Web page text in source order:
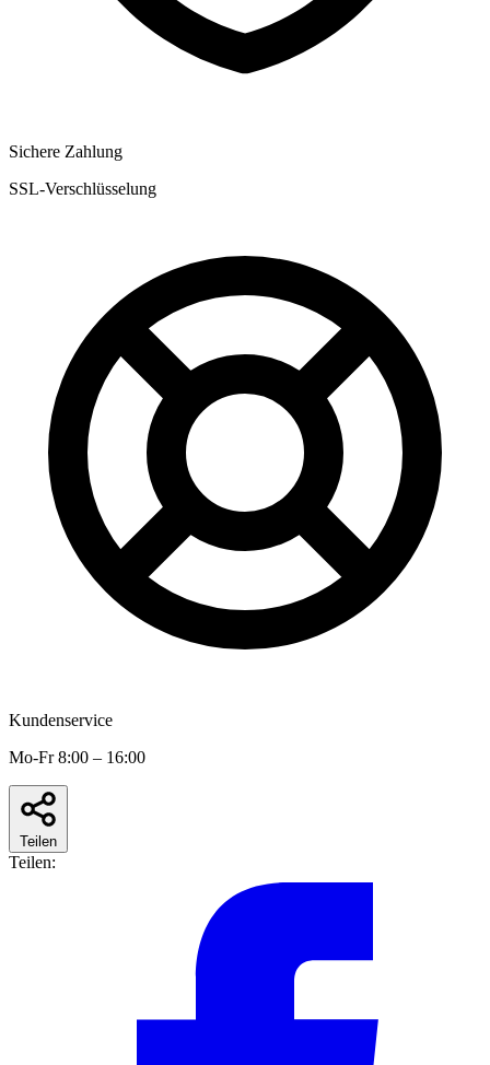
Sichere Zahlung
SSL-Verschlüsselung
Kundenservice
Mo-Fr 8:00 – 16:00
Teilen
Teilen: